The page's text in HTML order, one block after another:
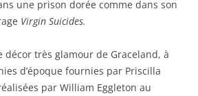
une prison dorée comme dans son
Virgin Suicides.
décor très glamour de Graceland, à
d’époque fournies par Priscilla
par William Eggleton au